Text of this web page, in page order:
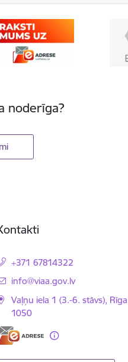
noderīga?
+371 67814322
E-pasts:
info@viaa.gov.lv
Vaļņu iela 1 (3.-6. stāvs),
1050